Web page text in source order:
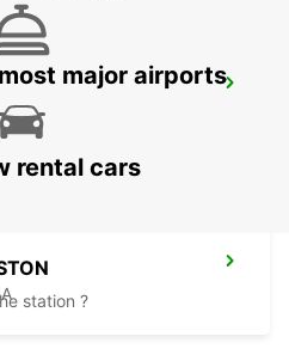
major airports
rental cars
station ?